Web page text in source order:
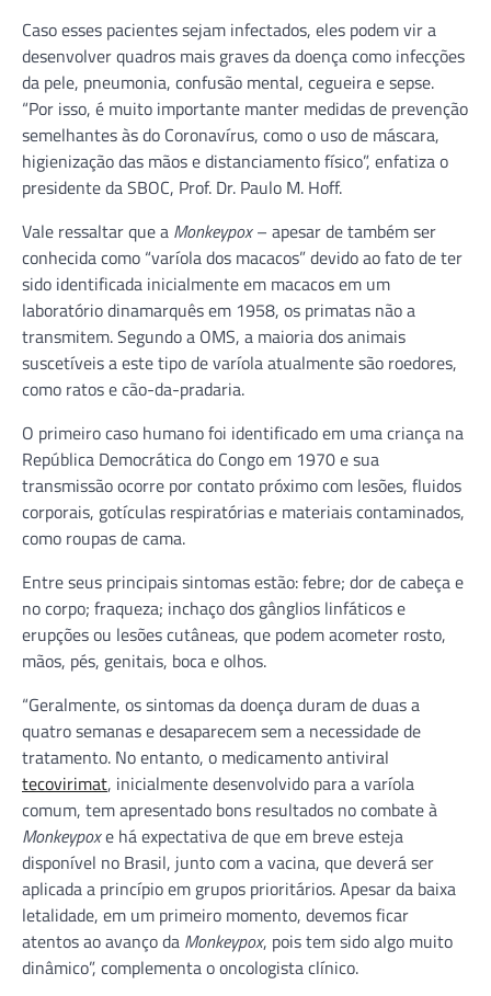
Caso esses pacientes sejam infectados, eles podem vir a
desenvolver quadros mais graves da doença como infecções
da pele, pneumonia, confusão mental, cegueira e sepse.
“Por isso, é muito importante manter medidas de prevenção
semelhantes às do Coronavírus, como o uso de máscara,
higienização das mãos e distanciamento físico”, enfatiza o
presidente da SBOC, Prof. Dr. Paulo M. Hoff.
Vale ressaltar que a Monkeypox– apesar de também ser
conhecida como “varíola dos macacos” devido ao fato de ter
sido identificada inicialmente em macacos em um
laboratório dinamarquês em 1958, os primatas não a
transmitem. Segundo a OMS, a maioria dos animais
suscetíveis a este tipo de varíola atualmente são roedores,
como ratos e cão-da-pradaria.
O primeiro caso humano foi identificado em uma criança na
República Democrática do Congo em 1970 e sua
transmissão ocorre por contato próximo com lesões, fluidos
corporais, gotículas respiratórias e materiais contaminados,
como roupas de cama.
Entre seus principais sintomas estão: febre; dor de cabeça e
no corpo; fraqueza; inchaço dos gânglios linfáticos e
erupções ou lesões cutâneas, que podem acometer rosto,
mãos, pés, genitais, boca e olhos.
“Geralmente, os sintomas da doença duram de duas a
quatro semanas e desaparecem sem a necessidade de
tratamento. No entanto, o medicamento antiviral
tecovirimat, inicialmente desenvolvido para a varíola
comum, tem apresentado bons resultados no combate à
Monkeypoxe há expectativa de que em breve esteja
disponível no Brasil, junto com a vacina, que deverá ser
aplicada a princípio em grupos prioritários. Apesar da baixa
letalidade, em um primeiro momento, devemos ficar
atentos ao avanço da Monkeypox, pois tem sido algo muito
dinâmico”, complementa o oncologista clínico.